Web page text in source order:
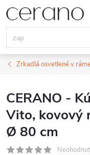
Prejsť
na
obsah
Zrkadlá osvetlené v
CERANO -
Vito, kovový
Ø 80 cm